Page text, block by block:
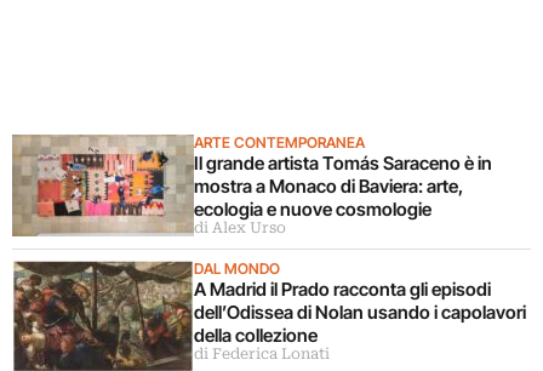
ARTE CONTEMPORANEA
Il grande artista Tomás Saraceno è in
mostra a Monaco di Baviera: arte,
ecologia e nuove cosmologie
di Alex Urso
DAL MONDO
A Madrid il Prado racconta gli episodi
dell’Odissea di Nolan usando i capolavori
della collezione
di Federica Lonati